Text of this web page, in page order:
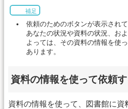
補足
依頼のためのボタンが表示され
あなたの状況や資料の状況、お
よっては、その資料の情報を使
あります。
資料の情報を使って依頼
資料の情報を使って、図書館に資